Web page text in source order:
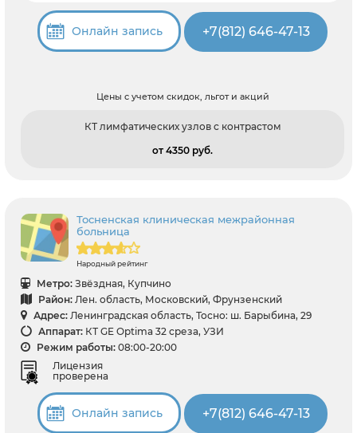
Онлайн запись +7(812) 646-47-13
Цены с учетом скидок, льгот и акций
КТ лимфатических узлов с контрастом
от 4350 pуб.
Тосненская клиническая межрайонная
больница
Народный рейтинг
Метро: Звёздная, Купчино
Район: Лен. область, Московский, Фрунзенский
Адрес: Ленинградская область, Тосно: ш. Барыбина, 29
Аппарат: КТ GE Optima 32 среза, УЗИ
Режим работы: 08:00-20:00
Лицензия
проверена
Онлайн запись +7(812) 646-47-13